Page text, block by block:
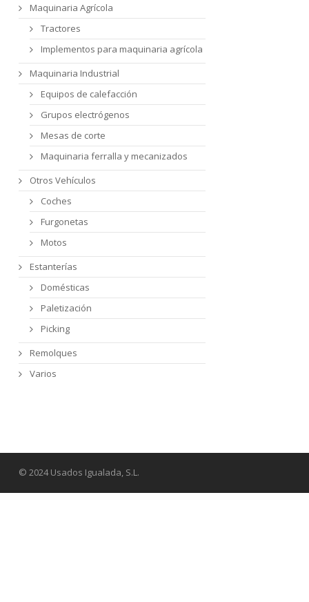
Maquinaria Agrícola
Tractores
Implementos para maquinaria agrícola
Maquinaria Industrial
Equipos de calefacción
Grupos electrógenos
Mesas de corte
Maquinaria ferralla y mecanizados
Otros Vehículos
Coches
Furgonetas
Motos
Estanterías
Domésticas
Paletización
Picking
Remolques
Varios
© 2024 Usados Igualada, S.L.